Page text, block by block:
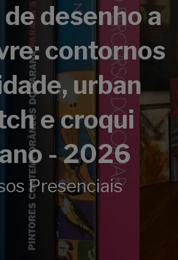
desenho a
contornos
urban
e croqui
- 2026
Presenciais